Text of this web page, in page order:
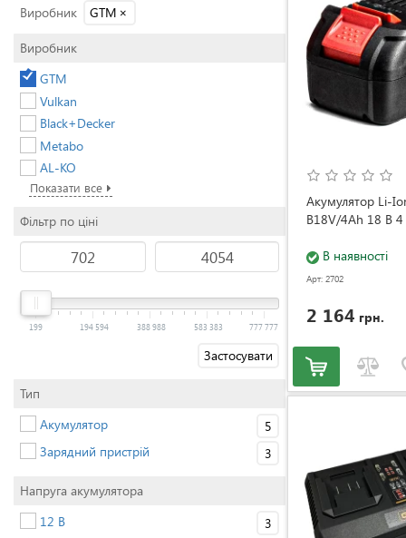
Виробник
GTM ×
Виробник
GTM
Vulkan
Black+Decker
Metabo
AL-KO
Показати все
Фільтр по ціні
199 194 594 388 988 583 383 777 777
Застосувати
Тип
Акумулятор
5
Зарядний пристрій
3
Напруга акумулятора
12 В
3
Акумулятор Li-
B18V/4Аh 18 В 4
В наявності
Арт: 2702
2 164 грн.